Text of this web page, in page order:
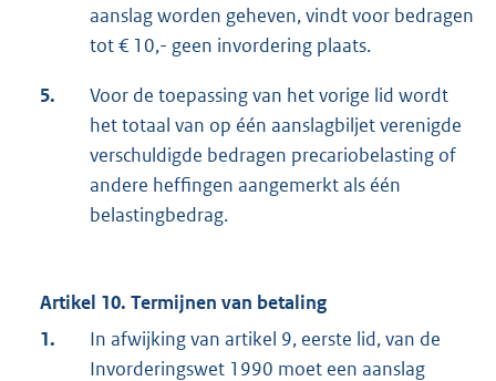
aanslag worden geheven, vindt voor bedragen
tot € 10,- geen invordering plaats.
5.
Voor de toepassing van het vorige lid wordt
het totaal van op één aanslagbiljet verenigde
verschuldigde bedragen precariobelasting of
andere heffingen aangemerkt als één
belastingbedrag.
Artikel 10. Termijnen van betaling
1.
In afwijking van artikel 9, eerste lid, van de
Invorderingswet 1990 moet een aanslag